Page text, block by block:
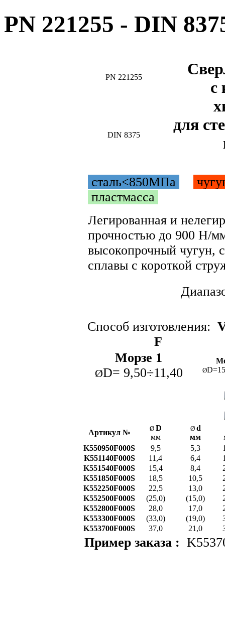
PN 221255 - DIN
PN 221255
с
для
DIN 8375
сталь<850МПа
пластмасса
Легированная и
прочностью до 900 Н/
высокопрочный чугун,
сплавы с короткой
Способ изготовления:
F
Морзе 1
ØD= 9,50÷11,40 Ø
Артикул № Ø D
мм
Ø d
мм
K550950F000S
9,5 5,3
K551140F000S
11,4 6,4
K551540F000S
15,4 8,4
K551850F000S
18,5 10,5
K552250F000S
22,5 13,0
K552500F000S
(25,0) (15,0)
K552800F000S
28,0 17,0
K553300F000S
(33,0) (19,0)
K553700F000S
37,0 21,0
Пример заказа :